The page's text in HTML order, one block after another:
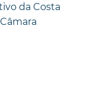
da Costa